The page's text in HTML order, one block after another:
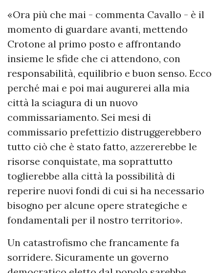
«Ora più che mai - commenta Cavallo - è il
momento di guardare avanti, mettendo
Crotone al primo posto e affrontando
insieme le sfide che ci attendono, con
responsabilità, equilibrio e buon senso. Ecco
perché mai e poi mai augurerei alla mia
città la sciagura di un nuovo
commissariamento. Sei mesi di
commissario prefettizio distruggerebbero
tutto ciò che è stato fatto, azzererebbe le
risorse conquistate, ma soprattutto
toglierebbe alla città la possibilità di
reperire nuovi fondi di cui si ha necessario
bisogno per alcune opere strategiche e
fondamentali per il nostro territorio».
Un catastrofismo che francamente fa
sorridere. Sicuramente un governo